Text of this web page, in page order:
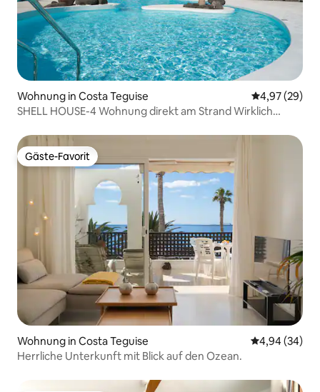
Wohnung in Costa Teguise
4,97 (29)
SHELL HOUSE-4 Wohnung direkt am Strand Wirklich
Gäste-Favorit
Gäste-Favorit
Wohnung in Costa Teguise
4,94 (34)
Herrliche Unterkunft mit Blick auf den Ozean.